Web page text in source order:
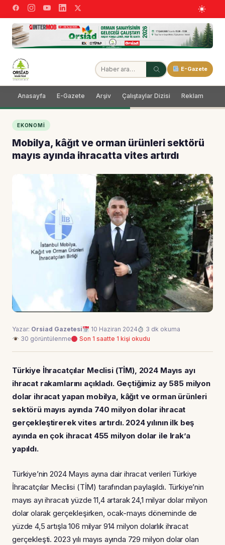
E-Gazete
Anasayfa E-Gazete Arşiv Çalıştaylar Dizisi Reklam
EKONOMI
Mobilya, kâğıt ve orman ürünleri sektörü
mayıs ayında ihracatta vites artırdı
Yazar: Orsiad Gazetesi 10 Haziran 2024
3 dk okuma
30 görüntülenme
Son 1 saatte 1 kişi okudu
Türkiye İhracatçılar Meclisi (TİM), 2024 Mayıs ayı
ihracat rakamlarını açıkladı. Geçtiğimiz ay 585 milyon
dolar ihracat yapan mobilya, kâğıt ve orman ürünleri
sektörü mayıs ayında 740 milyon dolar ihracat
gerçekleştirerek vites artırdı. 2024 yılının ilk beş
ayında en çok ihracat 455 milyon dolar ile Irak’a
yapıldı.
Türkiye’nin 2024 Mayıs ayına dair ihracat verileri Türkiye
İhracatçılar Meclisi (TİM) tarafından paylaşıldı. Türkiye’nin
mayıs ayı ihracatı yüzde 11,4 artarak 24,1 milyar dolar milyon
dolar olarak gerçekleşirken, ocak-mayıs döneminde de
yüzde 4,5 artışla 106 milyar 914 milyon dolarlık ihracat
gerçekleşti. 2023 yılı mayıs ayında 729 milyon dolar olan